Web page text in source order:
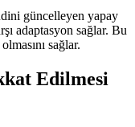
güncelleyen yapay
adaptasyon sağlar. Bu
sağlar.
Edilmesi